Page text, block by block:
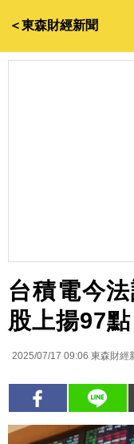
＜東森財經新聞
台積電今
股上揚97
2025/07/17 09:06 東森財經